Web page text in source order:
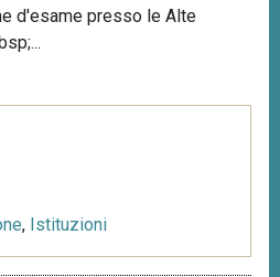
d'esame presso le Alte
, Istituzioni